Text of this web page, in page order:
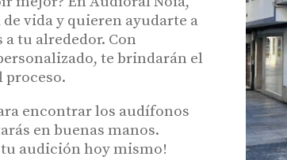
vida y quieren ayudarte a
tu alrededor. Con
te brindarán el
proceso.
encontrar los audífonos
en buenas manos.
tu audición hoy mismo!